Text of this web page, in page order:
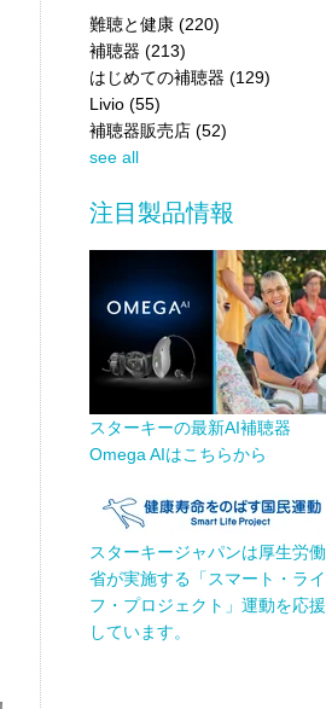
難聴と健康 (220)
補聴器 (213)
はじめての補聴器 (129)
Livio (55)
補聴器販売店 (52)
see all
注目製品情報
スターキーの最新AI補聴器
Omega AIはこちらから
スターキージャパンは厚生労働
省が実施する「スマート・ライ
フ・プロジェクト」運動を応援
しています。